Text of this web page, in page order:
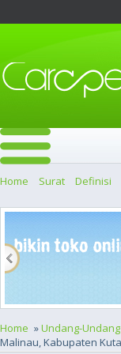
Home Surat Definisi
Home »Undang-Undang
Malinau, Kabupaten